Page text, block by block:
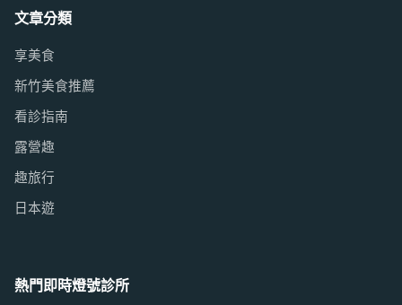
文章分類
享美食
新竹美食推薦
看診指南
露營趣
趣旅行
日本遊
熱門即時燈號診所